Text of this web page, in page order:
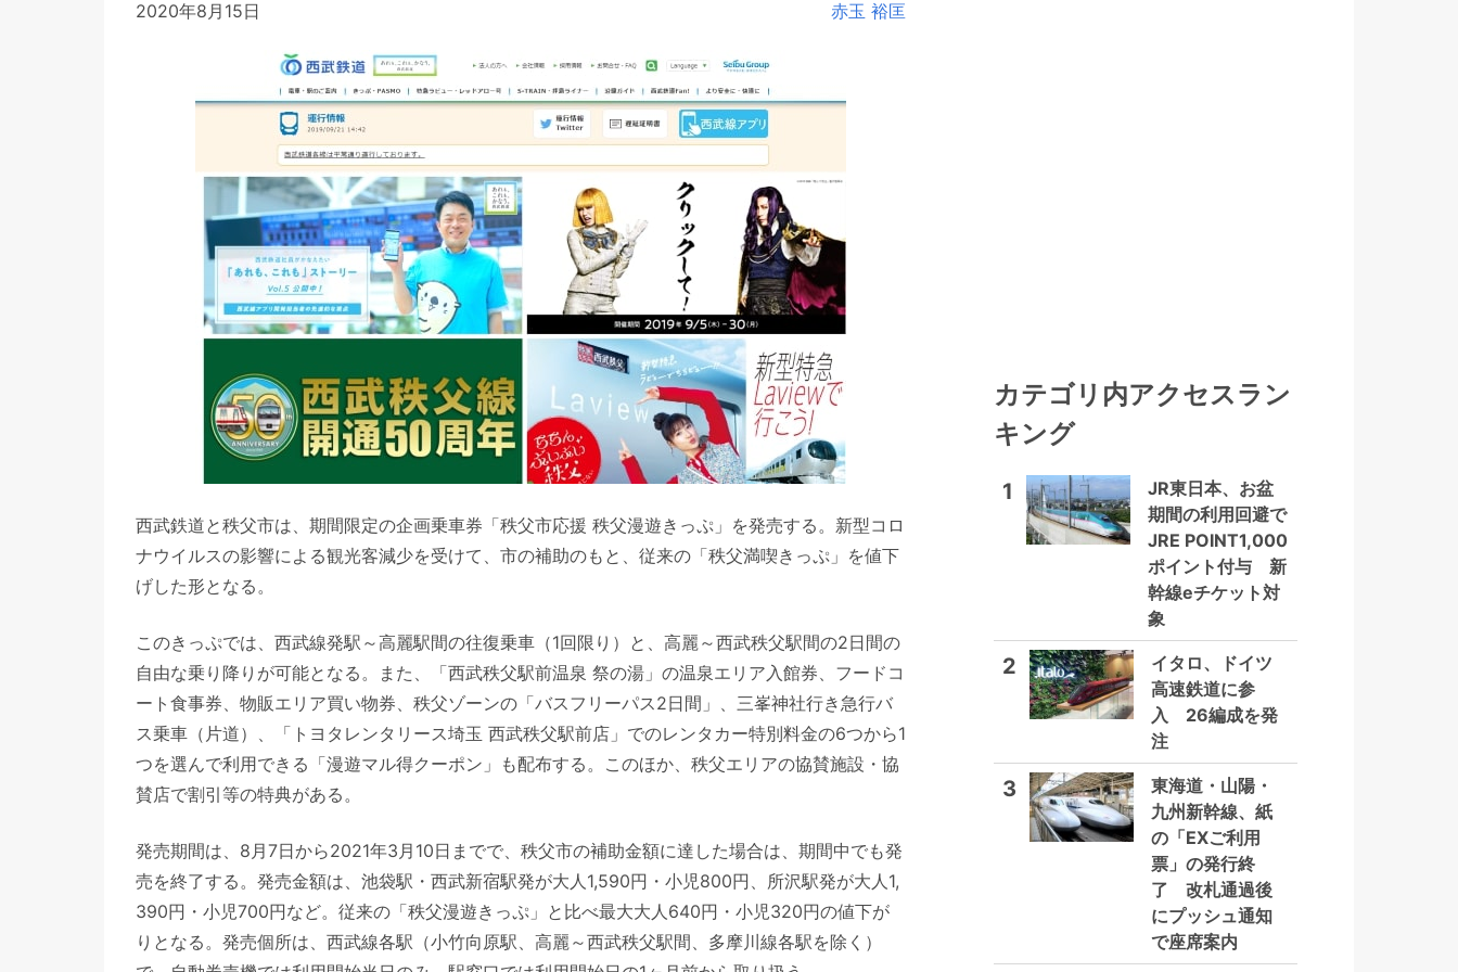
2020年8月15日 赤玉 裕匡
西武鉄道と秩父市は、期間限定の企画乗車券「秩父市応援 秩父漫遊きっぷ」を発売する。新型コロ
ナウイルスの影響による観光客減少を受けて、市の補助のもと、従来の「秩父満喫きっぷ」を値下
げした形となる。
このきっぷでは、西武線発駅～高麗駅間の往復乗車（1回限り）と、高麗～西武秩父駅間の2日間の
自由な乗り降りが可能となる。また、「西武秩父駅前温泉 祭の湯」の温泉エリア入館券、フードコ
ート食事券、物販エリア買い物券、秩父ゾーンの「バスフリーパス2日間」、三峯神社行き急行バ
ス乗車（片道）、「トヨタレンタリース埼玉 西武秩父駅前店」でのレンタカー特別料金の6つから1
つを選んで利用できる「漫遊マル得クーポン」も配布する。このほか、秩父エリアの協賛施設・協
賛店で割引等の特典がある。
発売期間は、8月7日から2021年3月10日までで、秩父市の補助金額に達した場合は、期間中でも発
売を終了する。発売金額は、池袋駅・西武新宿駅発が大人1,590円・小児800円、所沢駅発が大人1,
390円・小児700円など。従来の「秩父漫遊きっぷ」と比べ最大大人640円・小児320円の値下が
りとなる。発売個所は、西武線各駅（小竹向原駅、高麗～西武秩父駅間、多摩川線各駅を除く）
カテゴリ内アクセスラン
キング
1
JR東日本、お盆
期間の利用回避で
JRE POINT1,000
ポイント付与 新
幹線eチケット対
象
2
イタロ、ドイツ
高速鉄道に参
入 26編成を発
注
3
東海道・山陽・
九州新幹線、紙
の「EXご利用
票」の発行終
了 改札通過後
にプッシュ通知
で座席案内